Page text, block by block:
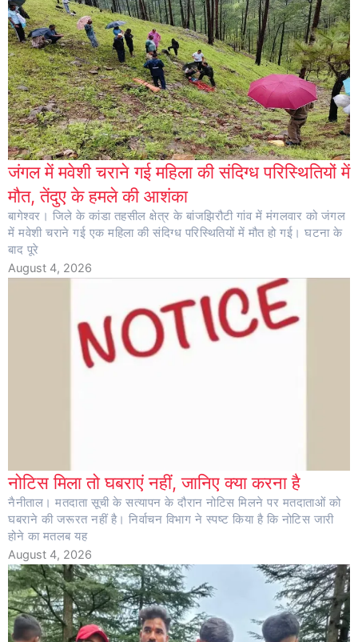
जंगल में मवेशी चराने गई महिला की संदिग्ध परिस्थितियों में
मौत, तेंदुए के हमले की आशंका
बागेश्वर। जिले के कांडा तहसील क्षेत्र के बांजझिरौटी गांव में मंगलवार को जंगल
में मवेशी चराने गई एक महिला की संदिग्ध परिस्थितियों में मौत हो गई। घटना के
बाद पूरे
August 4, 2026
नोटिस मिला तो घबराएं नहीं, जानिए क्या करना है
नैनीताल। मतदाता सूची के सत्यापन के दौरान नोटिस मिलने पर मतदाताओं को
घबराने की जरूरत नहीं है। निर्वाचन विभाग ने स्पष्ट किया है कि नोटिस जारी
होने का मतलब यह
August 4, 2026